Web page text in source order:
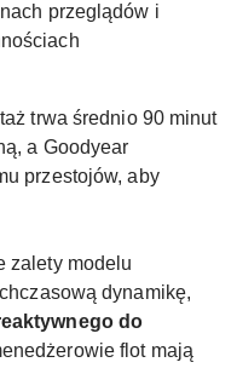
przeglądów i
trwa średnio 90 minut
a Goodyear
przestojów, aby
zalety modelu
dynamikę,
do
flot mają